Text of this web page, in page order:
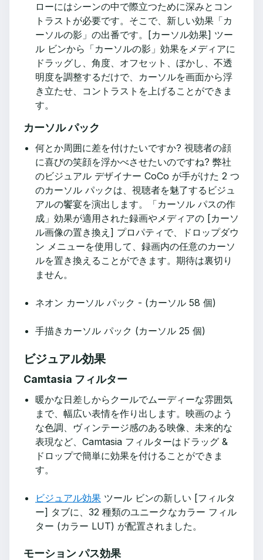
ローにはシーンの中で際立つために深みとコン
トラストが必要です。そこで、新しい効果「カ
ーソルの影」の出番です。[カーソル効果] ツー
ル ビンから「カーソルの影」効果をメディアに
ドラッグし、角度、オフセット、ぼかし、不透
明度を調整するだけで、カーソルを画面から浮
き立たせ、コントラストを上げることができま
す。
カーソル パック
何とか周囲に差を付けたいですか? 視聴者の顔
に喜びの笑顔を浮かべさせたいのですね? 弊社
のビジュアル デザイナー CoCo が手がけた 2 つ
のカーソル パックは、視聴者を魅了するビジュ
アルの饗宴を演出します。「カーソル パスの作
成」効果が適用された録画やメディアの [カーソ
ル画像の置き換え] プロパティで、ドロップダウ
ン メニューを使用して、録画内の任意のカーソ
ルを置き換えることができます。期待は裏切り
ません。
ネオン カーソル パック - (カーソル 58 個)
手描きカーソル パック (カーソル 25 個)
ビジュアル効果
Camtasia フィルター
暖かな日差しからクールでムーディーな雰囲気
まで、幅広い表情を作り出します。映画のよう
な色調、ヴィンテージ感のある映像、未来的な
表現など、Camtasia フィルターはドラッグ &
ドロップで簡単に効果を付けることができま
す。
ビジュアル効果 ツール ビンの新しい [フィルタ
ー] タブに、32 種類のユニークなカラー フィル
ター (カラー LUT) が配置されました。
モーション パス効果